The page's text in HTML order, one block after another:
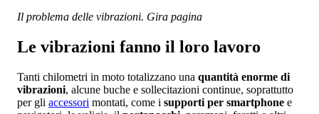
Il problema delle vibrazioni. Gira pagina
Le vibrazioni fanno il loro lavoro
Tanti chilometri in moto totalizzano una quantità enorme di
vibrazioni, alcune buche e sollecitazioni continue, soprattutto
per gli accessori montati, come i supporti per smartphone e